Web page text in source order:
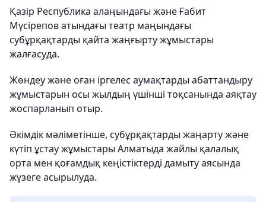
Қазір Республика алаңындағы және Ғабит
Мүсірепов атындағы театр маңындағы
субұрқақтарды қайта жаңғырту жұмыстары
жалғасуда.
Жөндеу және оған іргелес аумақтарды абаттандыру
жұмыстарын осы жылдың үшінші тоқсанында аяқтау
жоспарланып отыр.
Әкімдік мәліметінше, субұрқақтарды жаңарту және
күтіп ұстау жұмыстары Алматыда жайлы қалалық
орта мен қоғамдық кеңістіктерді дамыту аясында
жүзеге асырылуда.